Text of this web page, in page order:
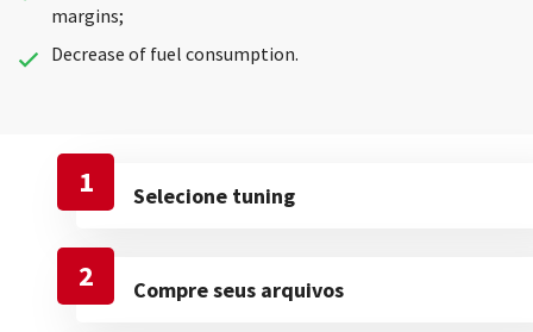
margins;
Decrease of fuel consumption.
1 Selecione tuning
2 Compre seus arquivos